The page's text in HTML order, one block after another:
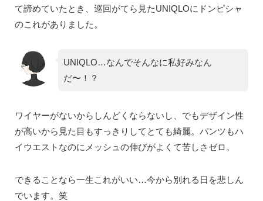
て諦めていたとき、巡回がてら見たUNIQLOにドンピシャ
のこれがありました。
UNIQLO…なんでそんなに私好みなん
だ〜！？
ワイヤーがないからしんどくならないし、でもデザイン性
が高いから見た目もすっきりしてとても綺麗。パンツもハ
イウエストなのにメッシュの伸びがよくて苦しさゼロ。
できることなら一生これがいい…今から別れる日を悲しん
でいます。笑